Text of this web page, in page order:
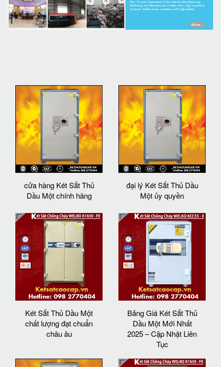
cửa hàng Két Sắt Thủ
Dầu Một chính hãng
đại lý Két Sắt Thủ Dầu
Một ủy quyền
Két Sắt Thủ Dầu Một
chất lượng đạt chuẩn
châu âu
Bảng Giá Két Sắt Thủ
Dầu Một Mới Nhất
2025 – Cập Nhật Liên
Tục